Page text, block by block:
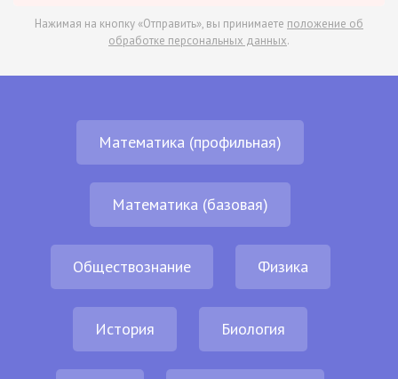
Нажимая на кнопку «Отправить», вы принимаете положение об
обработке персональных данных.
Математика (профильная)
Математика (базовая)
Обществознание Физика
История Биология